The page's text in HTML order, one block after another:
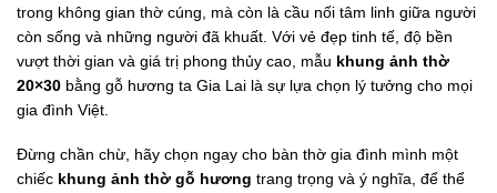
trong không gian thờ cúng, mà còn là cầu nối tâm linh giữa người
còn sống và những người đã khuất. Với vẻ đẹp tinh tế, độ bền
vượt thời gian và giá trị phong thủy cao, mẫu khung ảnh thờ
20×30 bằng gỗ hương ta Gia Lai là sự lựa chọn lý tưởng cho mọi
gia đình Việt.
Đừng chần chừ, hãy chọn ngay cho bàn thờ gia đình mình một
chiếc khung ảnh thờ gỗ hương trang trọng và ý nghĩa, để thể